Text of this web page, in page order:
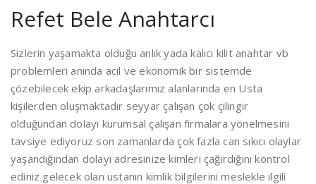
Refet Bele Anahtarcı
Sizlerin yaşamakta olduğu anlık yada kalıcı kilit anahtar vb
problemleri anında acil ve ekonomik bir sistemde
çözebilecek ekip arkadaşlarımız alanlarında en Usta
kişilerden oluşmaktadır seyyar çalışan çok çilingir
olduğundan dolayı kurumsal çalışan firmalara yönelmesini
tavsiye ediyoruz son zamanlarda çok fazla can sıkıcı olaylar
yaşandığından dolayı adresinize kimleri çağırdığını kontrol
ediniz gelecek olan ustanın kimlik bilgilerini meslekle ilgili